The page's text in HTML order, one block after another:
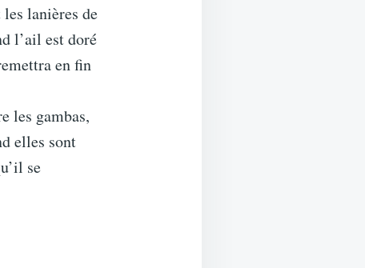
lanières de
l’ail est doré
en fin
les gambas,
elles sont
se